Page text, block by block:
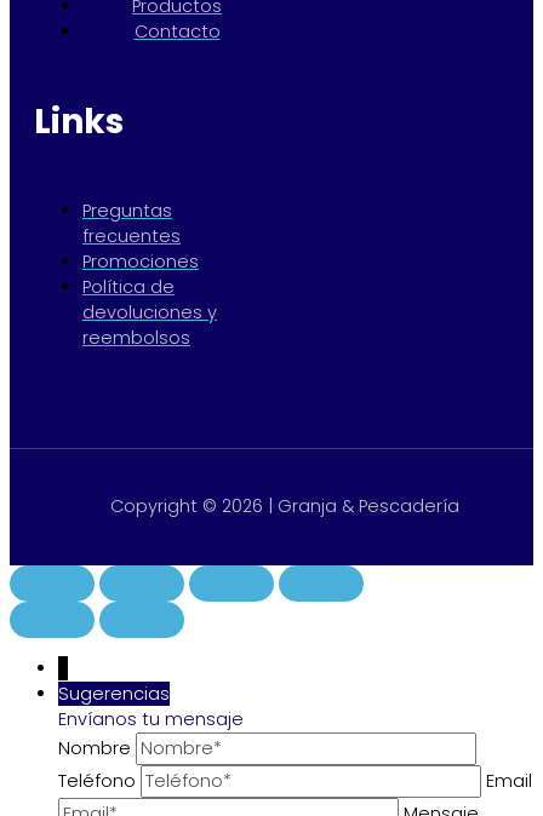
Productos
Contacto
Links
Preguntas
frecuentes
Promociones
Política de
devoluciones y
reembolsos
Copyright © 2026 | Granja & Pescadería
Sugerencias
Envíanos tu mensaje
Nombre
Teléfono
Email